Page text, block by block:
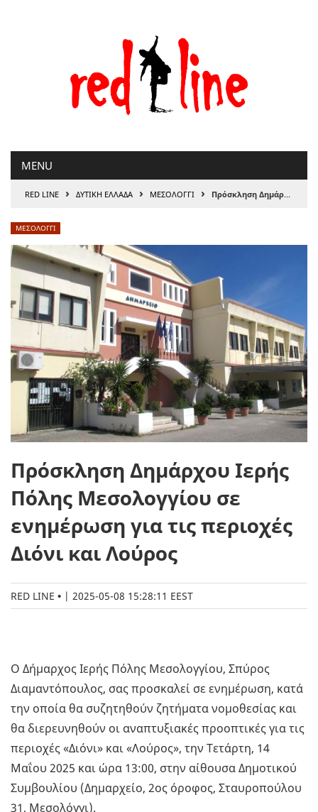
MENU
RED LINE › ΔΥΤΙΚΗ ΕΛΛΑΔΑ › ΜΕΣΟΛΟΓΓΙ › Πρόσκληση Δημάρχου Ιερής Πόλης Μεσολογγίου σε ενημέρωση για τις περιοχές Διόνι και Λούρος
ΜΕΣΟΛΟΓΓΙ
Πρόσκληση Δημάρχου Ιερής
Πόλης Μεσολογγίου σε
ενημέρωση για τις περιοχές
Διόνι και Λούρος
RED LINE | 2025-05-08 15:28:11 EEST
Ο Δήμαρχος Ιερής Πόλης Μεσολογγίου, Σπύρος
Διαμαντόπουλος, σας προσκαλεί σε ενημέρωση, κατά
την οποία θα συζητηθούν ζητήματα νομοθεσίας και
θα διερευνηθούν οι αναπτυξιακές προοπτικές για τις
περιοχές «Διόνι» και «Λούρος», την Τετάρτη, 14
Μαΐου 2025 και ώρα 13:00, στην αίθουσα Δημοτικού
Συμβουλίου (Δημαρχείο, 2ος όροφος, Σταυροπούλου
31, Μεσολόγγι).